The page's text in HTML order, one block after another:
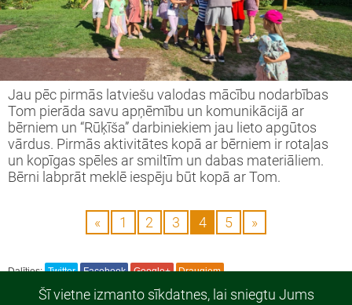
Jau pēc pirmās latviešu valodas mācību nodarbības
Tom pierāda savu apņēmību un komunikācijā ar
bērniem un “Rūķīša” darbiniekiem jau lieto apgūtos
vārdus. Pirmās aktivitātes kopā ar bērniem ir rotaļas
un kopīgas spēles ar smiltīm un dabas materiāliem.
Bērni labprāt meklē iespēju būt kopā ar Tom.
« 1 2 3 4 5 »
Dalīties: Twitter Facebook Google+ Draugiem
Šī vietne izmanto sīkdatnes, lai sniegtu Jums